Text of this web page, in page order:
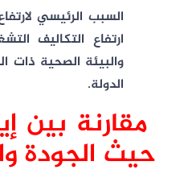
السبب الرئيسي
ارتفاع التكاليف
والبيئة الصحية ذات
الدولة.
مقارنة بين
حيث الجودة